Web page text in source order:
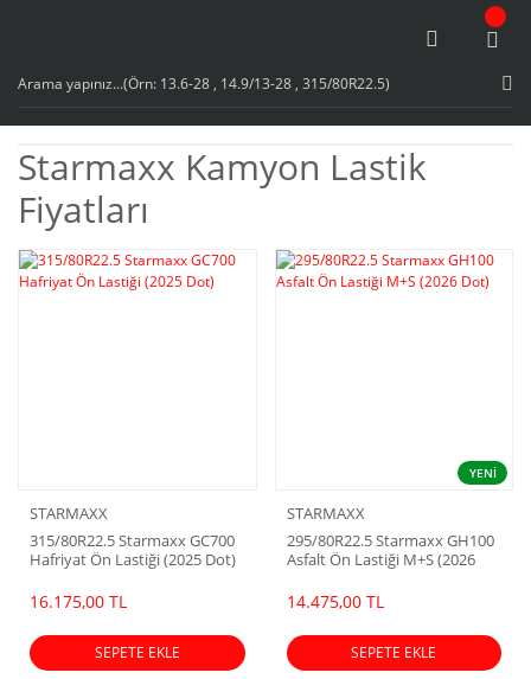
Starmaxx Kamyon Lastik
Fiyatları
STARMAXX
315/80R22.5 Starmaxx GC700
Hafriyat Ön Lastiği (2025 Dot)
16.175,00 TL
SEPETE EKLE
YENİ
STARMAXX
295/80R22.5 Starmaxx GH100
Asfalt Ön Lastiği M+S (2026
14.475,00 TL
SEPETE EKLE